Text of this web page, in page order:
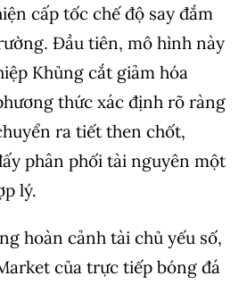
cấp tốc chế độ say đắm
Đầu tiên, mô hình này
Khủng cắt giảm hóa
thức xác định rõ ràng
ra tiết then chốt,
phân phối tài nguyên một
lý.
hoàn cảnh tài chủ yếu số,
của trực tiếp bóng đá